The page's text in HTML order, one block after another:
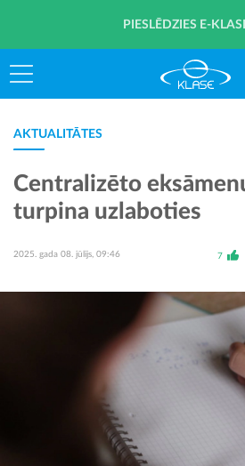
PIESLĒDZIES E-
AKTUALITĀTES
Centralizēto
turpina uzlaboties
2025. gada 08. jūlijs, 09:46 7